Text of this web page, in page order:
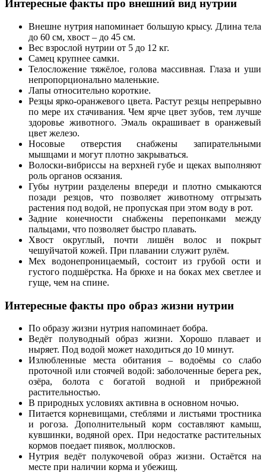
Интересные факты про внешний вид нутрии
Внешне нутрия напоминает большую крысу. Длина тела
до 60 см, хвост – до 45 см.
Вес взрослой нутрии от 5 до 12 кг.
Самец крупнее самки.
Телосложение тяжёлое, голова массивная. Глаза и уши
непропорционально маленькие.
Лапы относительно короткие.
Резцы ярко-оранжевого цвета. Растут резцы непрерывно
по мере их стачивания. Чем ярче цвет зубов, тем лучше
здоровье животного. Эмаль окрашивает в оранжевый
цвет железо.
Носовые отверстия снабжены запирательными
мышцами и могут плотно закрываться.
Волоски-вибриссы на верхней губе и щеках выполняют
роль органов осязания.
Губы нутрии разделены впереди и плотно смыкаются
позади резцов, что позволяет животному отгрызать
растения под водой, не пропуская при этом воду в рот.
Задние конечности снабжены перепонками между
пальцами, что позволяет быстро плавать.
Хвост округлый, почти лишён волос и покрыт
чешуйчатой кожей. При плавании служит рулём.
Мех водонепроницаемый, состоит из грубой ости и
густого подшёрстка. На брюхе и на боках мех светлее и
гуще, чем на спине.
Интересные факты про образ жизни нутрии
По образу жизни нутрия напоминает бобра.
Ведёт полуводный образ жизни. Хорошо плавает и
ныряет. Под водой может находиться до 10 минут.
Излюбленные места обитания – водоёмы со слабо
проточной или стоячей водой: заболоченные берега рек,
озёра, болота с богатой водной и прибрежной
растительностью.
В природных условиях активна в основном ночью.
Питается корневищами, стеблями и листьями тростника
и рогоза. Дополнительный корм составляют камыш,
кувшинки, водяной орех. При недостатке растительных
кормов поедает пиявок, моллюсков.
Нутрия ведёт полукочевой образ жизни. Остаётся на
месте при наличии корма и убежищ.